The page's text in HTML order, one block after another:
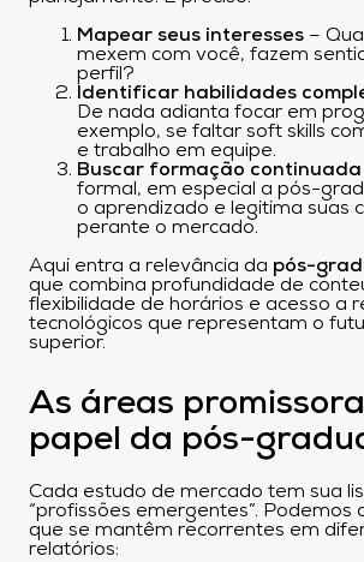
Mapear seus interesses –
mexem com você, fazem
perfil?
Identificar habilidades
De nada adianta focar em
exemplo, se faltar soft skills
e trabalho em equipe.
Buscar formação continuada
formal, em especial a pós-
o aprendizado e legitima suas
perante o mercado.
Aqui entra a relevância da pós-
que combina profundidade de
flexibilidade de horários e acesso a
tecnológicos que representam o
superior.
As áreas
papel da pós-
Cada estudo de mercado tem sua
“profissões emergentes”. Podemos
que se mantêm recorrentes em
relatórios: